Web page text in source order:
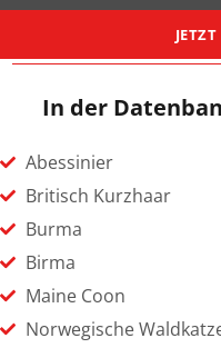
In der
Abessinier
Britisch Kurzhaar
Burma
Birma
Maine Coon
Norwegische